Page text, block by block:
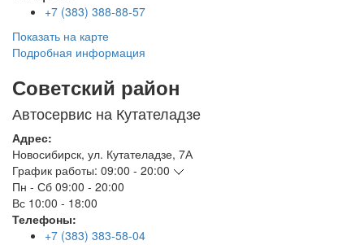
+7 (383) 388-88-57
Показать на карте
Подробная информация
Советский район
Автосервис на Кутателадзе
Адрес:
Новосибирск, ул. Кутателадзе, 7А
График работы: 09:00 - 20:00
Пн - Сб 09:00 - 20:00
Вс 10:00 - 18:00
Телефоны:
+7 (383) 383-58-04